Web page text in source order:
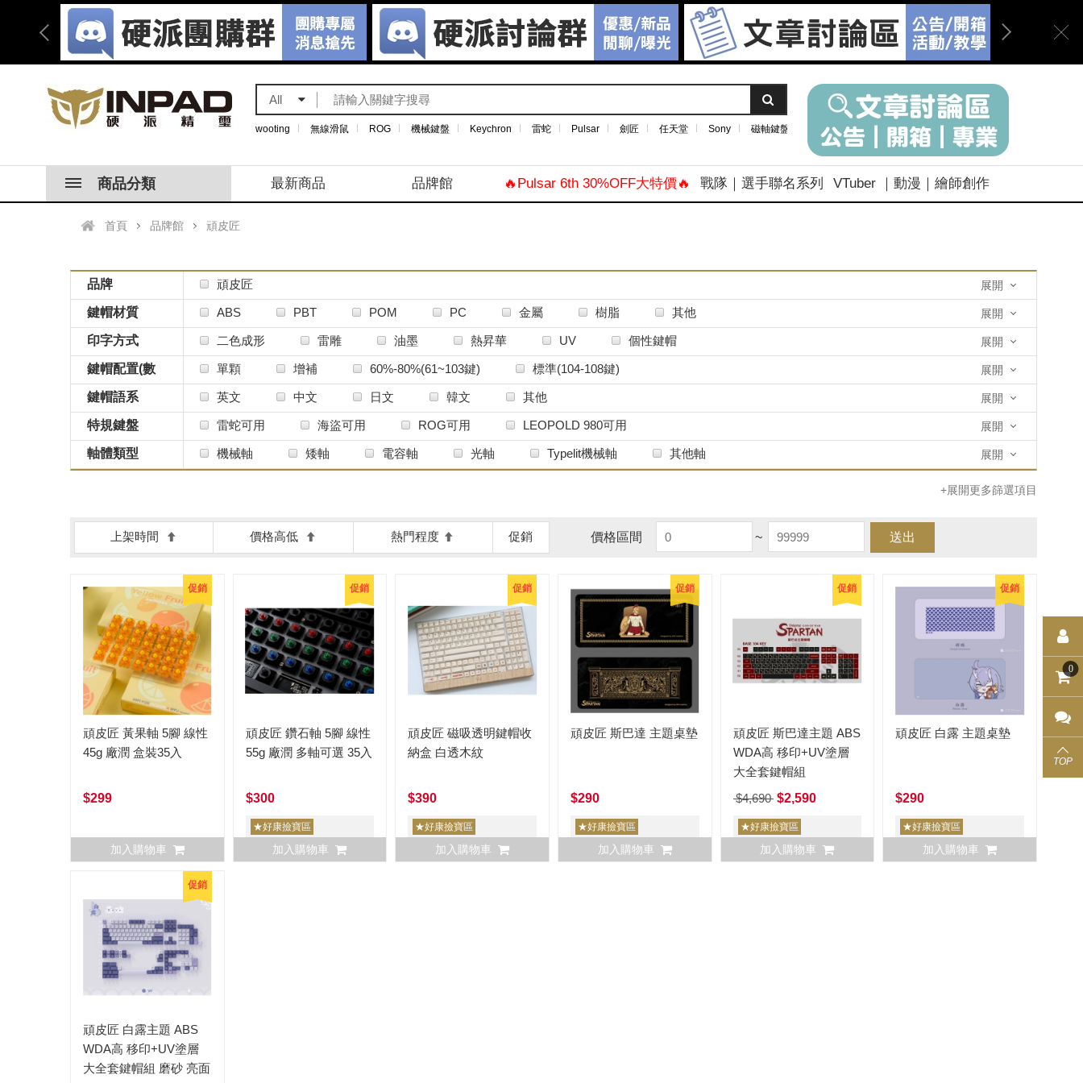
All
wooting 無線滑鼠 ROG 機械鍵盤 Keychron 雷蛇 Pulsar 劍匠 任天堂 Sony 磁軸鍵盤
商品分類 最新商品 品牌館 🔥Pulsar 6th 30%OFF大特價🔥 戰隊｜選手聯名系列 VTuber ｜動漫｜繪師創作
首頁 品牌館 頑皮匠
品牌 頑皮匠 展開
鍵帽材質 ABS PBT POM PC 金屬 樹脂 其他 展開
印字方式 二色成形 雷雕 油墨 熱昇華 UV 個性鍵帽 展開
鍵帽配置(數
量)
單顆 增補 60%-80%(61~103鍵) 標準(104-108鍵) 展開
鍵帽語系 英文 中文 日文 韓文 其他 展開
特規鍵盤 雷蛇可用 海盜可用 ROG可用 LEOPOLD 980可用 展開
軸體類型 機械軸 矮軸 電容軸 光軸 Typelit機械軸 其他軸 展開
+展開更多篩選項目
上架時間 價格高低 熱門程度 促銷 價格區間 ~ 送出
促銷
頑皮匠 黃果軸 5腳 線性
45g 廠潤 盒裝35入
$299
加入購物車
促銷
頑皮匠 鑽石軸 5腳 線性
55g 廠潤 多軸可選 35入
$300
★好康撿寶區
加入購物車
促銷
頑皮匠 磁吸透明鍵帽收
納盒 白透木紋
$390
★好康撿寶區
加入購物車
促銷
頑皮匠 斯巴達 主題桌墊
$290
★好康撿寶區
加入購物車
促銷
頑皮匠 斯巴達主題 ABS
WDA高 移印+UV塗層
大全套鍵帽組
$4,690$2,590
★好康撿寶區
加入購物車
促銷
頑皮匠 白露 主題桌墊
$290
★好康撿寶區
加入購物車
促銷
頑皮匠 白露主題 ABS
WDA高 移印+UV塗層
大全套鍵帽組 磨砂 亮面
0
TOP